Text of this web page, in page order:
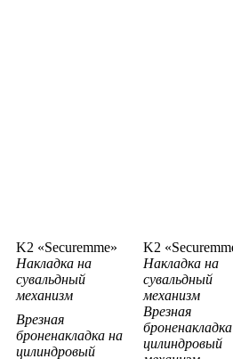
K2 «Securemme» K2
Накладка на
сувальдный
механизм
Накладка на
сувальдный
механизм
Врезная
броненакладка на
цилиндровый
Врезная
цилиндровый